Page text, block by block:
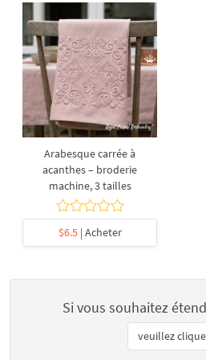
Arabesque carrée à
acanthes – broderie
machine, 3 tailles
$6.5| Acheter
Si vous souhaitez
veuillez